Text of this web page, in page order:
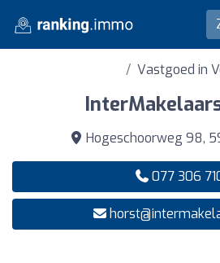
Vastgoed in
Hogeschoorweg 98,
077 306